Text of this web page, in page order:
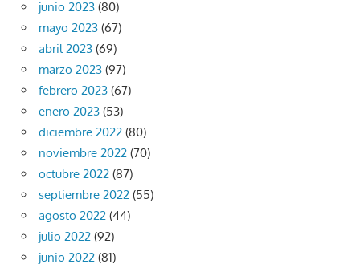
junio 2023 (80)
mayo 2023 (67)
abril 2023 (69)
marzo 2023 (97)
febrero 2023 (67)
enero 2023 (53)
diciembre 2022 (80)
noviembre 2022 (70)
octubre 2022 (87)
septiembre 2022 (55)
agosto 2022 (44)
julio 2022 (92)
junio 2022 (81)